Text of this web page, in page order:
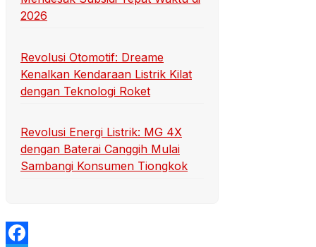
2026
Revolusi Otomotif: Dreame
Kenalkan Kendaraan Listrik Kilat
dengan Teknologi Roket
Revolusi Energi Listrik: MG 4X
dengan Baterai Canggih Mulai
Sambangi Konsumen Tiongkok